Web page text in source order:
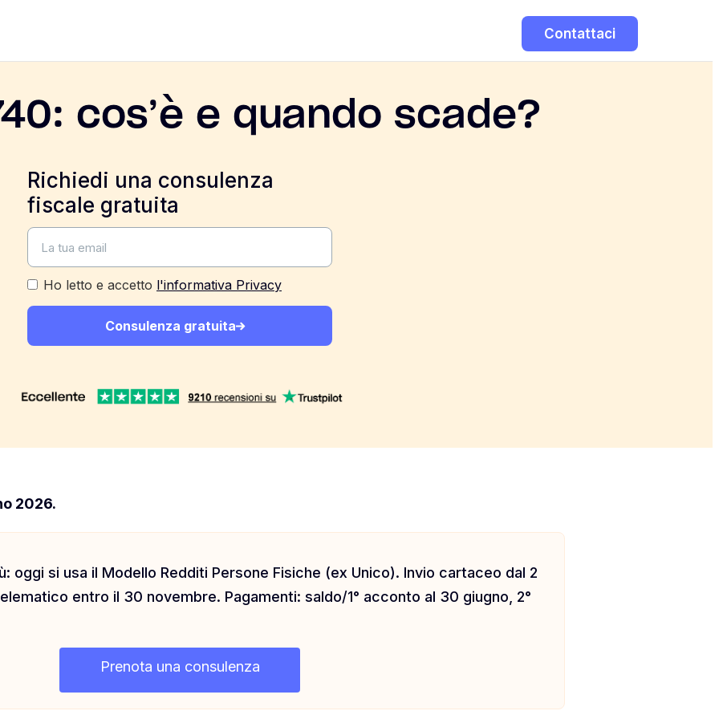
Contattaci
cos’è e quando scade?
Richiedi una consulenza
fiscale gratuita
Ho letto e accetto l'informativa Privacy
Consulenza gratuita
2026.
oggi si usa il Modello Redditi Persone Fisiche (ex Unico). Invio cartaceo dal 2
entro il 30 novembre. Pagamenti: saldo/1° acconto al 30 giugno, 2°
Prenota una consulenza